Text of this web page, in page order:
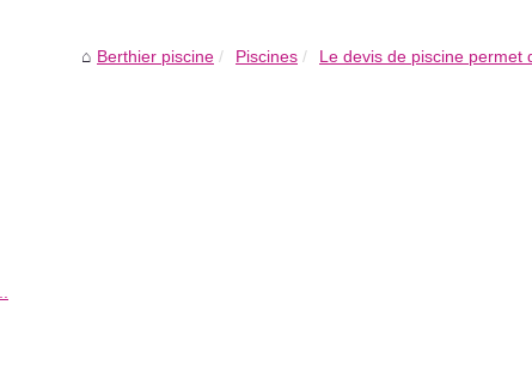
Berthier piscine Piscines Le devis de piscine permet